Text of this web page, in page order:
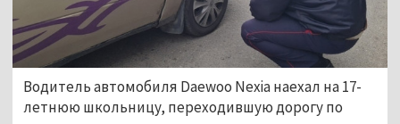
Водитель автомобиля Daewoo Nexia наехал на 17-
летнюю школьницу, переходившую дорогу по